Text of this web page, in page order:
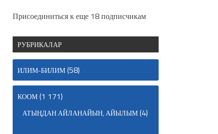
Присоединиться к еще 18 подписчикам
РУБРИКАЛАР
ИЛИМ-БИЛИМ(58)
КООМ(1 171)
АТЫҢДАН АЙЛАНАЙЫН, АЙЫЛЫМ(4)